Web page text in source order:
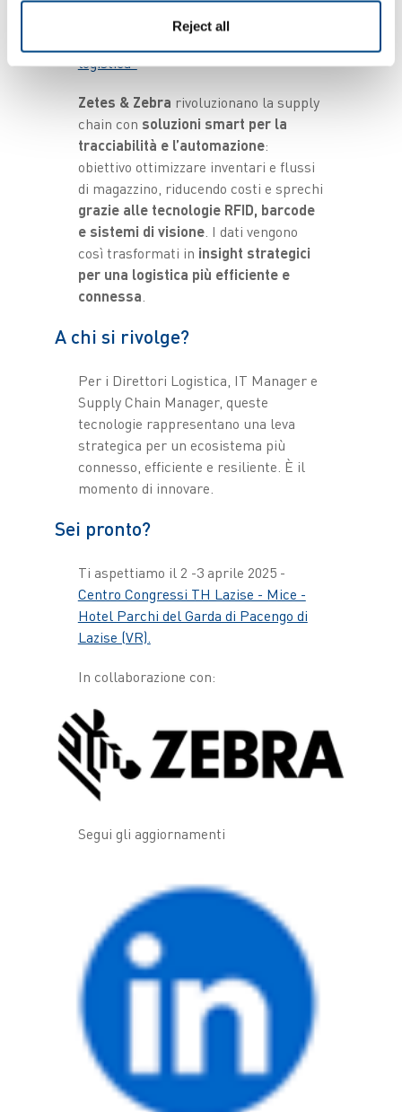
Reject all
“Smart Supply Chain: le soluzioni
logistica”
Zetes & Zebra rivoluzionano la supply
chain con soluzioni smart per la
tracciabilità e l’automazione:
obiettivo ottimizzare inventari e flussi
di magazzino, riducendo costi e sprechi
grazie alle tecnologie RFID, barcode
e sistemi di visione. I dati vengono
così trasformati in insight strategici
per una logistica più efficiente e
connessa
A chi si rivolge?
Per i Direttori Logistica, IT Manager e
Supply Chain Manager, queste
tecnologie rappresentano una leva
strategica per un ecosistema più
connesso, efficiente e resiliente. È il
momento di innovare.
Sei pronto?
Ti aspettiamo il 2 -3 aprile 2025 -
Centro Congressi TH Lazise - Mice -
Hotel Parchi del Garda di Pacengo di
Lazise (VR).
In collaborazione con:
Segui gli aggiornamenti